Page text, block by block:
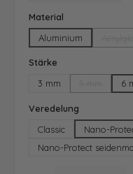
Material
Aluminium
Stärke
3 mm
(Diese
6
Veredelung
Classic
Nano-
Nano-Protect